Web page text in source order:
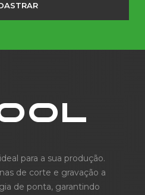
para a sua produção.
de corte e gravação a
de ponta, garantindo